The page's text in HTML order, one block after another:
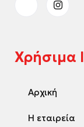
Χρήσιμα
Αρχική
Η εταιρεία